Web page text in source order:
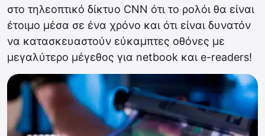
στο τηλεοπτικό δίκτυο CNN ότι το ρολόι θα είναι
έτοιμο μέσα σε ένα χρόνο και ότι είναι δυνατόν
να κατασκευαστούν εύκαμπτες οθόνες με
μεγαλύτερο μέγεθος για netbook και e-readers!